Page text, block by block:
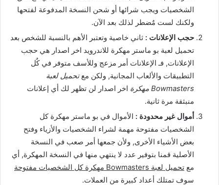
الشخصيات ويجب شرائها أو شحن النسخة المدفوعة لفتحها
ولكنك لست مٌضطر لذلك بعد الآن.
حجب الإعلانات : ثاني خاصية وتعتبر الأهم بالنسبة للشخص بعد
تحميل لعبة بو ماستر مهكرة للاندرويد اخر اصدار هي حجب
الإعلانات, فـ الإعلانات أمر مزعج وللأسف متوفر في كٌل
التطبيقات والألعاب المجانية, ولكن معتحميل لعبة
Bowmasters مهكرة
اخر اصدار لن تظهر لك أي إعلانات
منبثقة مرة ثانية.
أموال غير محدودة : الأموال في بو ماستر مهكرة كل
الشخصيات مفتوحة مهمة لشراء الشخصيات والأزياء وفتح
بعض الأشياء الأخرى, ولأن جمعها أمر صعب في النسخة
الأصلية قمنا بتوفير عدد لا ينتهي منها في النسخة المهكرة, أي
مع تحميل لعبة Bowmasters مهكرة كل الشخصيات مفتوحة
سوف تمتلك أعداد كبيرة من العملات.